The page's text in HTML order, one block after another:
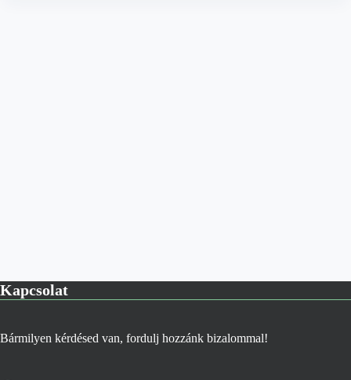
Kapcsolat
Bármilyen kérdésed van, fordulj hozzánk bizalommal!